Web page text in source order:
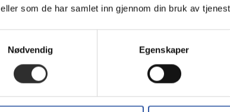
som de har samlet inn gjennom din bruk av
Nødvendig
Egenskaper
advantage with AMD - setting superior
applications
computing needs
for efficient performance
computing
designed to deliver exceptional computing power,